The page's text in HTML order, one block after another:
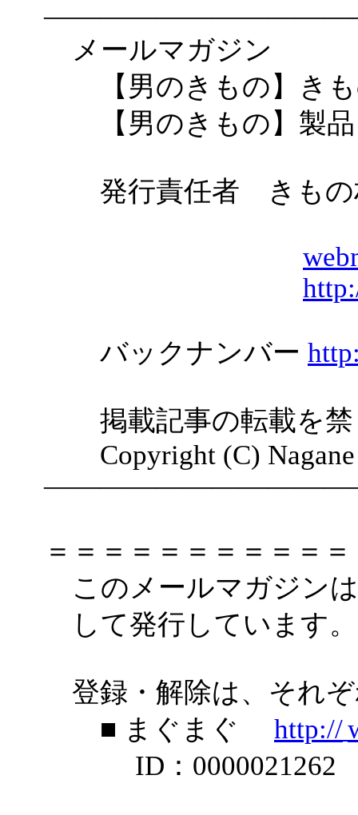
メールマガジン
【男のきもの】きも
【男のきもの】製品
発行責任者 きも
バックナンバー
掲載記事の転載を禁
Copyright (C) Nagane
＝＝＝＝＝＝＝＝＝＝
このメールマガジン
して発行しています。
登録・解除は、それ
■ まぐまぐ http://
ID：0000021262